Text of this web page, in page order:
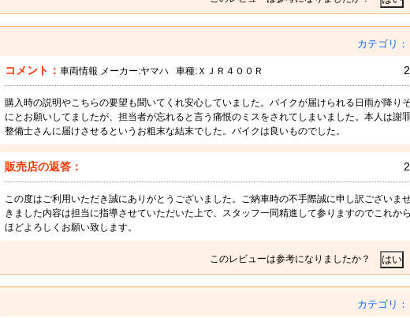
カテゴリ：
コメント： 車両情報 メーカー:ヤマハ 車種: ＸＪＲ４００Ｒ
購入時の説明やこちらの要望も聞いてくれ安心していました。バイクが届けられる日雨が降り
にとお願いしてましたが、担当者が忘れると言う痛恨のミスをされてしまいました。本人は謝
整備士さんに届けさせるというお粗末な結末でした。バイクは良いものでした。
販売店の返答：
この度はご利用いただき誠にありがとうございました。ご納車時の不手際誠に申し訳ございま
きました内容は担当に指導させていただいた上で、スタッフ一同精進して参りますのでこれか
ほどよろしくお願い致します。
このレビューは参考になりましたか？
カテゴリ：